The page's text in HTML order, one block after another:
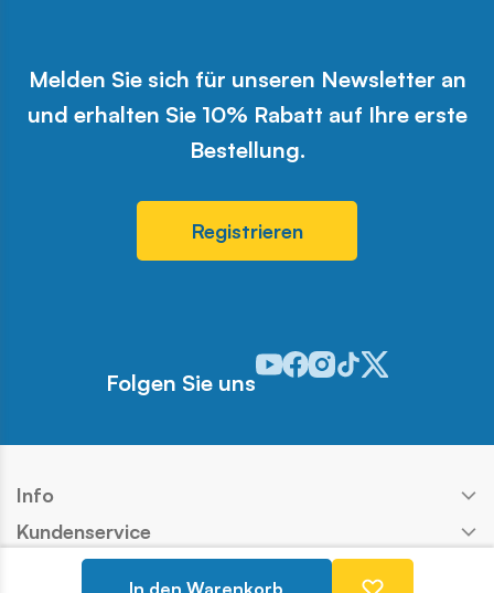
In den Warenkorb
Melden Sie sich für unseren Newsletter an
und erhalten Sie 10% Rabatt auf Ihre erste
Bestellung.
Registrieren
Folgen Sie uns
Odwiedź nasz profil w serwisie
Odwiedź nasz profil w
Odwiedź nasz profil w
Odwiedź nasz profil
Odwiedź nasz
Info
Kundenservice